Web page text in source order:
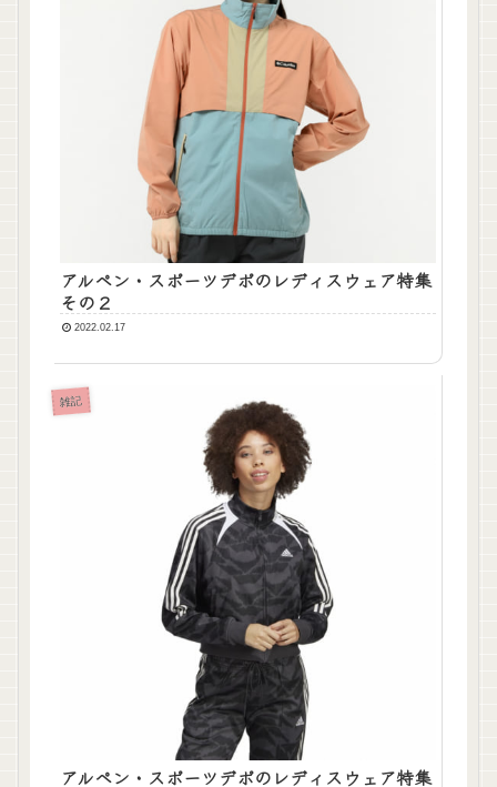
アルペン・スポーツデポのレディスウェア特集
その２
2022.02.17
雑記
アルペン・スポーツデポのレディスウェア特集